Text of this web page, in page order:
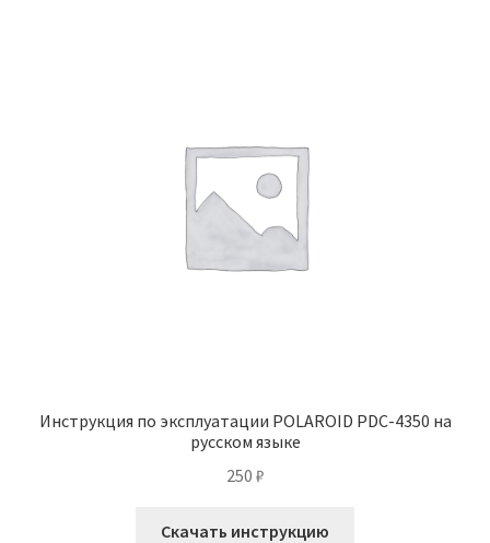
Инструкция по эксплуатации POLAROID PDC-4350 на
русском языке
250 ₽
Скачать инструкцию